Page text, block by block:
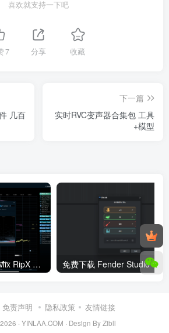
喜欢就支持一下吧
7 分享 收藏
几百
下一篇
实时RVC变声器合集包 工具
+模型
音轨分离神器 Hit’n’Mix RipX DeepAudio v6.4.1 WiN（含最新修复补丁）
免责声明 隐私政策 友情链接
· YINLAA.COM · Design By Zibll